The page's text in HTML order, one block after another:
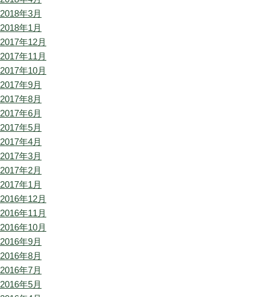
2018年3月
2018年1月
2017年12月
2017年11月
2017年10月
2017年9月
2017年8月
2017年6月
2017年5月
2017年4月
2017年3月
2017年2月
2017年1月
2016年12月
2016年11月
2016年10月
2016年9月
2016年8月
2016年7月
2016年5月